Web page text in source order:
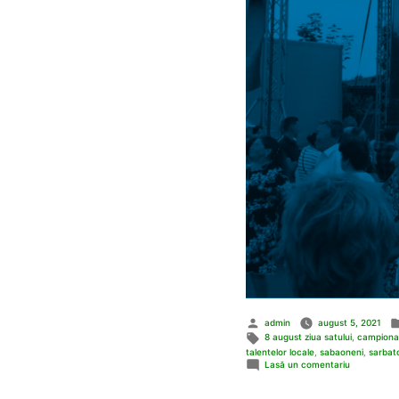
Publicat
de
admin august 5, 2021
Etichete:
8 august ziua satului,
talentelor locale sabaoneni
Lasă un comentariula